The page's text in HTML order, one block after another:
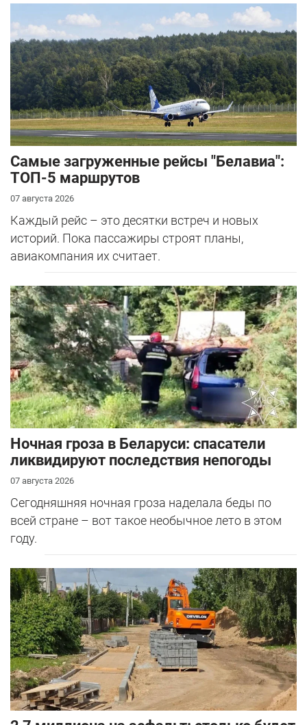
Самые загруженные рейсы "Белавиа":
ТОП-5 маршрутов
07 августа 2026
Каждый рейс – это десятки встреч и новых
историй. Пока пассажиры строят планы,
авиакомпания их считает.
Ночная гроза в Беларуси: спасатели
ликвидируют последствия непогоды
07 августа 2026
Сегодняшняя ночная гроза наделала беды по
всей стране – вот такое необычное лето в этом
году.